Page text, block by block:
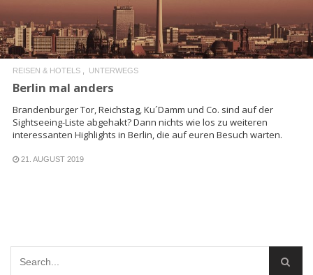
REISEN & HOTELS UNTERWEGS
Berlin mal anders
Brandenburger Tor, Reichstag, Ku´Damm und Co. sind auf der
Sightseeing-Liste abgehakt? Dann nichts wie los zu weiteren
interessanten Highlights in Berlin, die auf euren Besuch warten.
21. AUGUST 2019